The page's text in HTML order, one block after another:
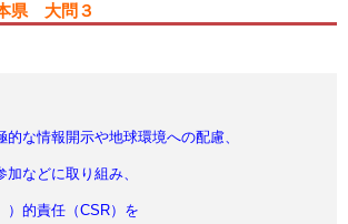
県 大問３
な情報開示や地球環境への配慮、
などに取り組み、
任（CSR）を